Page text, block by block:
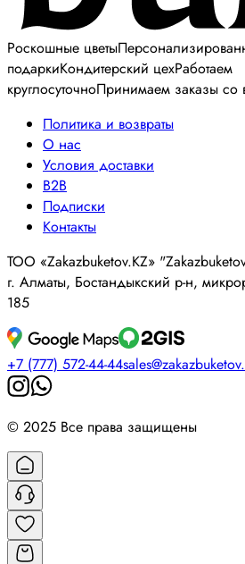
Роскошные цветы
подаркиКондитерский цехРаботаем
круглосуточноПринимаем заказы со
Политика и возвраты
О нас
Условия доставки
B2B
Подписки
Контакты
ТОО «Zakazbuketov.KZ»
г. Алматы, Бостандыкский р-н,
185
+7 (777) 572-44-44
© 2025 Все права защищены